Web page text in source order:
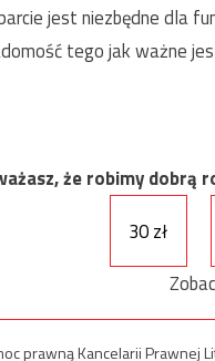
jest niezbędne dla
tego jak ważne
że robimy dobrą
30 zł
prawną Kancelarii Prawnej